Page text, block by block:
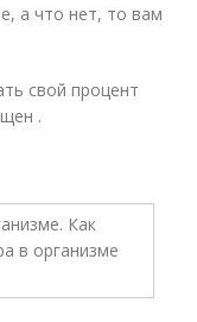
а что нет, то вам
свой процент
.